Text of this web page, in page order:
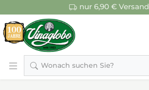
nur 6,90 € Versand
Wonach suchen Sie?